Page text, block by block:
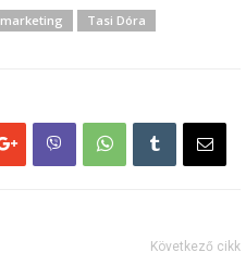
marketing Tasi Dóra
Következő cikk